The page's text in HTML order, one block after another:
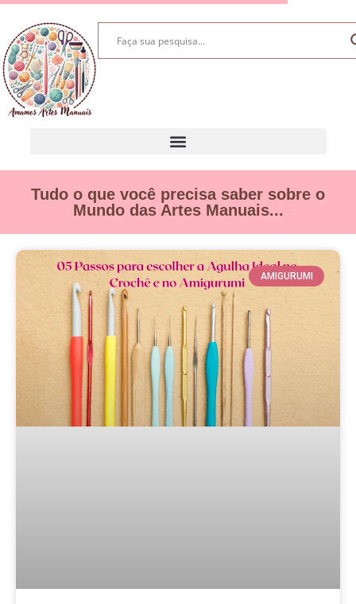
Tudo o que você precisa saber sobre o
Mundo das Artes Manuais...
AMIGURUMI